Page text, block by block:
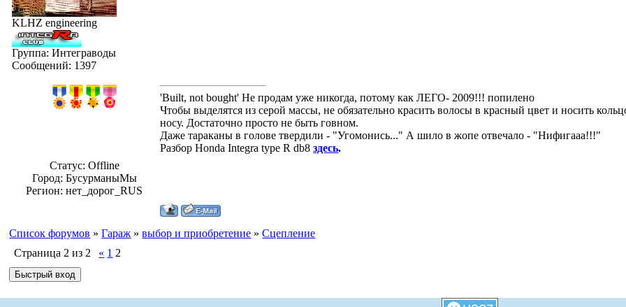
KLHZ engineering
Группа: Интеграводы
Сообщений: 1397
Статус: Offline
Город: БусурманыМы
Регион: нет_дорог_RUS
'Built, not bought' Не продам уже никогда, потому как ЛЕГО- 2009!!! попилено
Чтобы выделятся из серой массы, не обязательно красить волосы в красный цвет и носить
носу. Достаточно просто не быть говном.
Даже тараканы в голове твердили - "Угомонись..." А шило в жопе отвечало - "Нифигааа!!!"
Разбор Honda Integra type R db8здесь.
Список форумов » Гараж » выбор и приобретение » Сцепление
Страница 2 из 2 « 1 2